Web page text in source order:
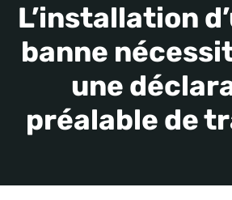
L’installation
banne
une
préalable de